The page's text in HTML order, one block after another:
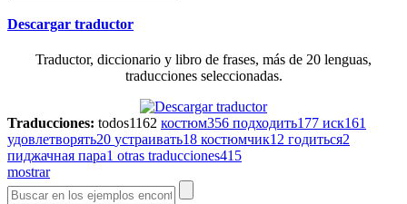
Descargar traductor
Traductor, diccionario y libro de frases, más de 20 lenguas,
traducciones seleccionadas.
Traducciones: todos1162 костюм356 подходить177 иск161
удовлетворять20 устраивать18 костюмчик12 годиться2
пиджачная пара1 otras traducciones415
mostrar